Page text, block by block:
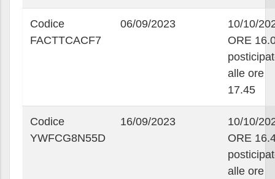
Codice
FACTTCACF7
06/09/2023
10/10/
ORE
alle ore
17.45
Codice
YWFCG8N55D
16/09/2023
10/10/
ORE
alle ore